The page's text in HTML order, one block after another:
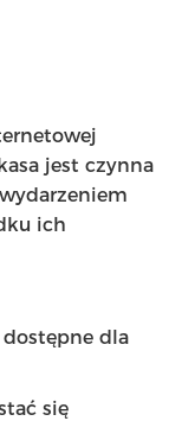
jest czynna
ich
dostępne dla
się